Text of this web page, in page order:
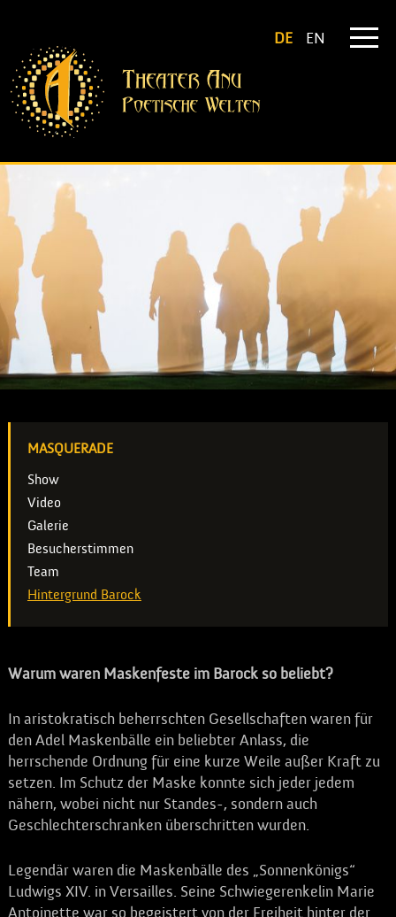
DE EN
MASQUERADE
Show
Video
Galerie
Besucherstimmen
Team
Hintergrund Barock
Warum waren Maskenfeste im Barock so beliebt?
In aristokratisch beherrschten Gesellschaften waren für
den Adel Maskenbälle ein beliebter Anlass, die
herrschende Ordnung für eine kurze Weile außer Kraft zu
setzen. Im Schutz der Maske konnte sich jeder jedem
nähern, wobei nicht nur Standes-, sondern auch
Geschlechterschranken überschritten wurden.
Legendär waren die Maskenbälle des „Sonnenkönigs“
Ludwigs XIV. in Versailles. Seine Schwiegerenkelin Marie
Antoinette war so begeistert von der Freiheit hinter der